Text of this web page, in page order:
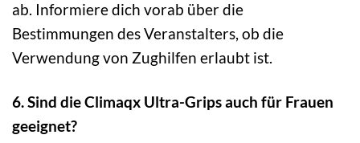
ab. Informiere dich vorab über die
Bestimmungen des Veranstalters, ob die
Verwendung von Zughilfen erlaubt ist.
6. Sind die Climaqx Ultra-Grips auch für Frauen
geeignet?